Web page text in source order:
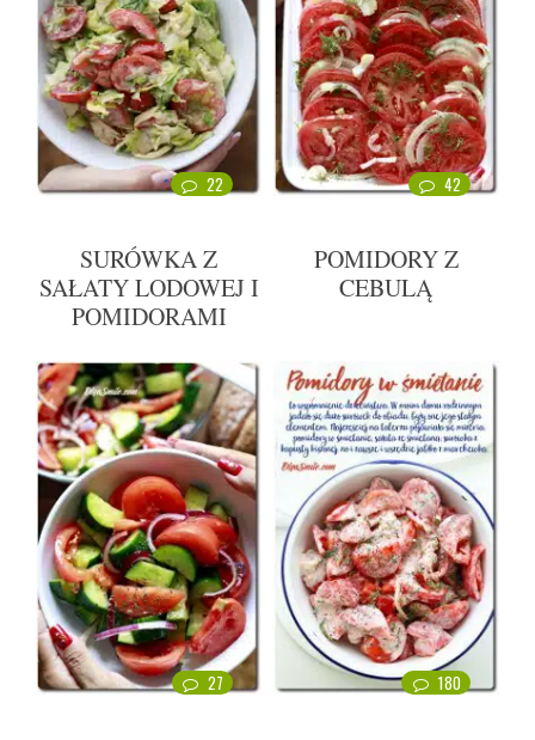
22
SURÓWKA Z
SAŁATY LODOWEJ I
POMIDORAMI
42
POMIDORY Z
CEBULĄ
27 180